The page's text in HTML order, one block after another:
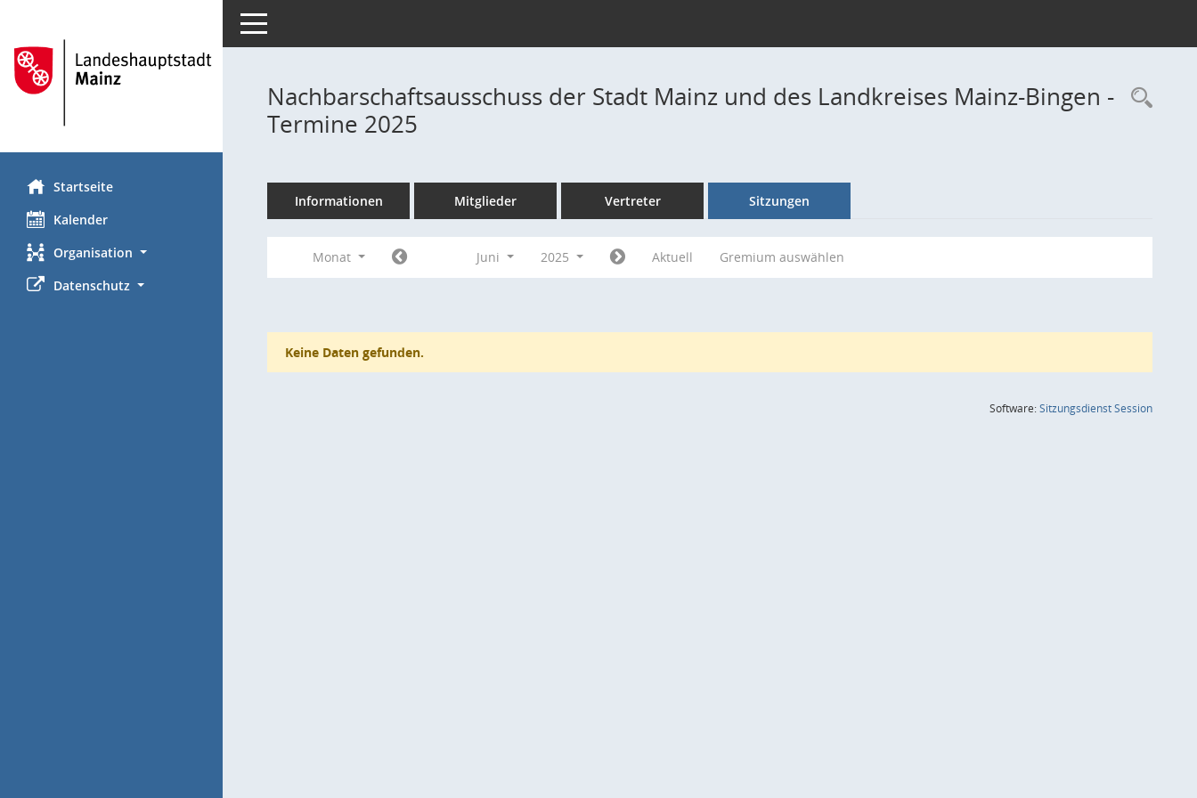
Startseite
Kalender
Organisation
Datenschutz
Toggle navigation
Nachbarschaftsausschuss der Stadt Mainz und des Landkreises Mainz-Bingen -
Termine 2025
Informationen Mitglieder Vertreter Sitzungen
Monat Juni 2025 Aktuell Gremium auswählen
Keine Daten gefunden.
Software:SitzungsdienstSession(Wird in